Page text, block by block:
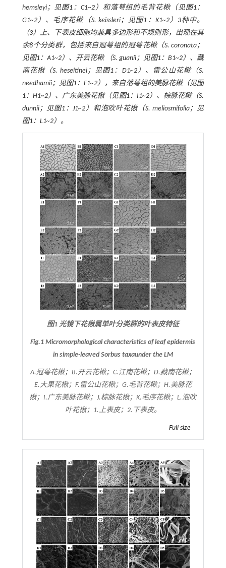
hemsleyi；见图1 ：C1~2）和落萼组的毛背花楸（见图1：
G1~2）、毛序花楸（S. keissleri；见图1 ：K1~2）3种中。
（3）上、下表皮细胞均兼具多边形和不规则形，出现在其
余8个分类群，包括来自冠萼组的冠萼花楸（S. coronata ；
见图1：A1~2）、开云花楸 （S. guanii ；见图1：B1~2）、藏
南花楸（S. heseltinei；见图1 ：D1~2）、雷公山花楸（S.
needhamii；见图1：F1~2），来自落萼组的美脉花楸（见图
1：H1~2）、广东美脉花楸（见图1：I1~2）、棕脉花楸（S.
dunnii；见图1：J1~2）和泡吹叶花楸（S. meliosmifolia；见
图1：L1~2）。
图1 光镜下花楸属单叶分类群的叶表皮特征
Fig.1 Micromorphological characteristics of leaf epidermis
in simple-leavedSorbustaxaunder the LM
A.冠萼花楸；B.开云花楸；C.江南花楸；D.藏南花楸；
E.大果花楸；F.雷公山花楸；G.毛背花楸；H.美脉花
楸；I.广东美脉花楸；J.棕脉花楸；K.毛序花楸；L.泡吹
叶花楸；1.上表皮；2.下表皮。
Full size